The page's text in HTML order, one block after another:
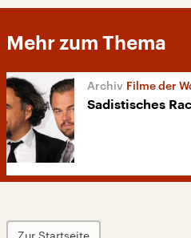
Mehr zum Thema
Filme der
Sadistisches
Zur Startseite